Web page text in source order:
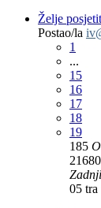
Želje
Postao/la
1
...
15
16
17
18
19
185
05 tra